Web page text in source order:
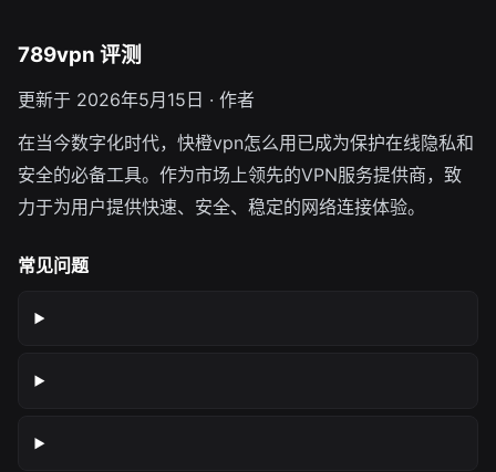
789vpn 评测
更新于 2026年5月15日 · 作者
在当今数字化时代，快橙vpn怎么用已成为保护在线隐私和
安全的必备工具。作为市场上领先的VPN服务提供商，致
力于为用户提供快速、安全、稳定的网络连接体验。
常见问题